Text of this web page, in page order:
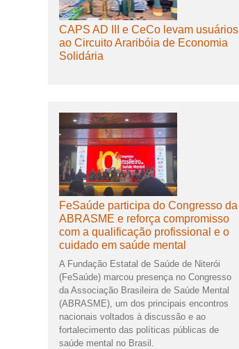
CAPS AD III e CeCo levam usuários
ao Circuito Araribóia de Economia
Solidária
FeSaúde participa do Congresso da
ABRASME e reforça compromisso
com a qualificação profissional e o
cuidado em saúde mental
A Fundação Estatal de Saúde de Niterói
(FeSaúde) marcou presença no Congresso
da Associação Brasileira de Saúde Mental
(ABRASME), um dos principais encontros
nacionais voltados à discussão e ao
fortalecimento das políticas públicas de
saúde mental no Brasil.